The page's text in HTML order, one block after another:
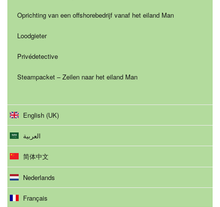
Oprichting van een offshorebedrijf vanaf het eiland Man
Loodgieter
Privédetective
Steampacket – Zeilen naar het eiland Man
English (UK)
العربية
简体中文
Nederlands
Français